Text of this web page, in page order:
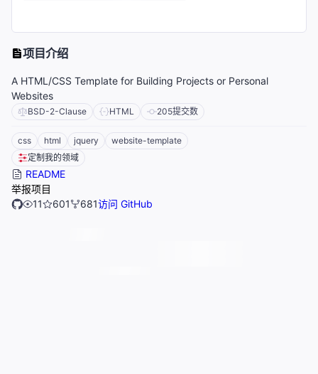
项目介绍
A HTML/CSS Template for Building Projects or Personal
Websites
BSD-2-Clause HTML 205提交数
css html jquery
website-template
定制我的领域
README
举报项目
11
601 681访问 GitHub